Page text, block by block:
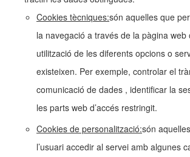
Cookies tècniques:són aquelles que
la navegació a través de la pàgina web
utilització de les diferents opcions o
existeixen. Per exemple, controlar el
comunicació de dades , identificar la
les parts web d’accés restringit.
Cookies de personalització:són
l’usuari accedir al servei amb algunes